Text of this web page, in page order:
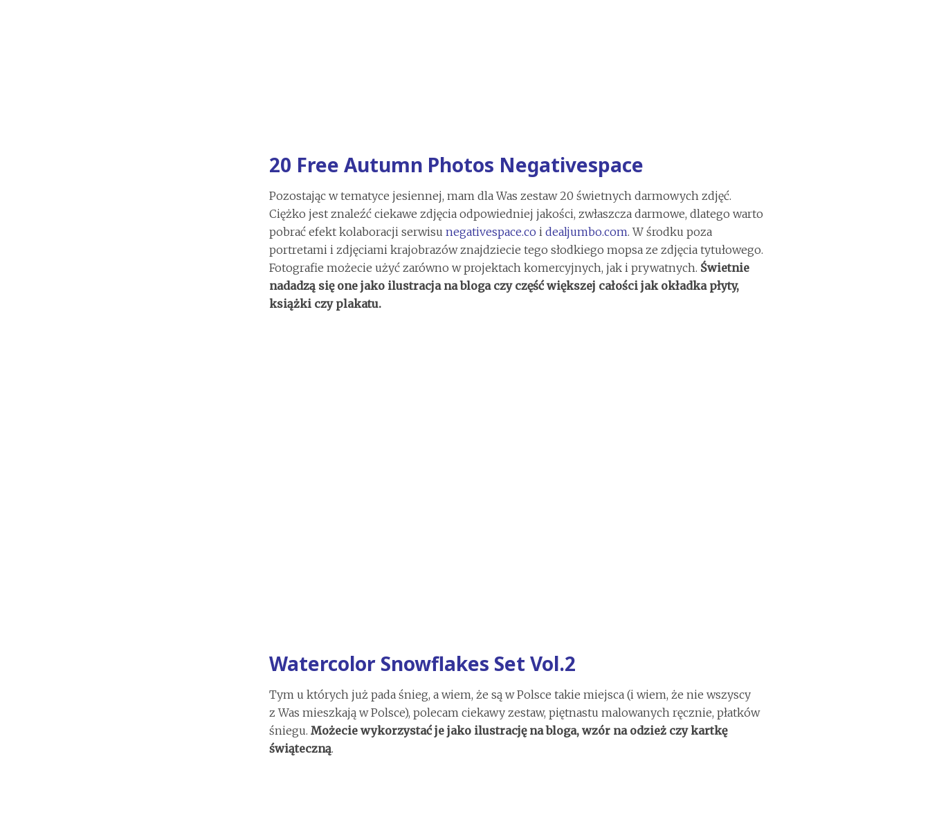
20 Free Autumn Photos Negativespace
Pozostając w tematyce jesiennej, mam dla Was zestaw 20 świetnych darmowych zdjęć.
Ciężko jest znaleźć ciekawe zdjęcia odpowiedniej jakości, zwłaszcza darmowe, dlatego warto
pobrać efekt kolaboracji serwisunegativespace.co idealjumbo.com. W środku poza
portretami i zdjęciami krajobrazów znajdziecie tego słodkiego mopsa ze zdjęcia tytułowego.
Fotografie możecie użyć zarówno w projektach komercyjnych, jak i prywatnych. Świetnie
nadadzą się one jako ilustracja na bloga czy część większej całości jak okładka płyty,
książki czy plakatu.
Watercolor Snowflakes Set Vol.2
Tym u których już pada śnieg, a wiem, że są w Polsce takie miejsca (i wiem, że nie wszyscy
z Was mieszkają w Polsce), polecam ciekawy zestaw, piętnastu malowanych ręcznie, płatków
śniegu.Możecie wykorzystać je jako ilustrację na bloga, wzór na odzież czy kartkę
świąteczną.